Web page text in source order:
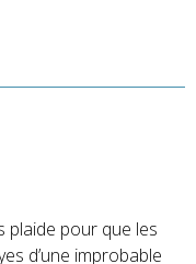
plaide pour que les
d’une improbable